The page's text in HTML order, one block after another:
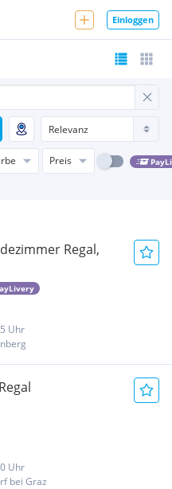
Einloggen
Preis
Regal,
Uhr
Uhr
bei Graz